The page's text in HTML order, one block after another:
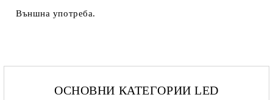
Външна употреба.
ОСНОВНИ КАТЕГОРИИ LED